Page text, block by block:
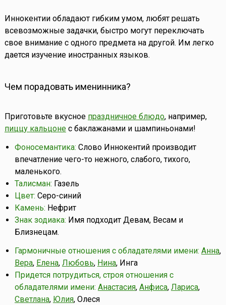
Иннокентии обладают гибким умом, любят решать
всевозможные задачки, быстро могут переключать
свое внимание с одного предмета на другой. Им легко
дается изучение иностранных языков.
Чем порадовать именинника?
Приготовьте вкусное праздничное блюдо, например,
пиццу кальцонеc баклажанами и шампиньонами!
Фоносемантика: Слово Иннокентий производит
впечатление чего-то нежного, слабого, тихого,
маленького.
Талисман: Газель
Цвет: Серо-синий
Камень: Нефрит
Знак зодиака: Имя подходит Девам, Весам и
Близнецам.
Гармоничные отношения с обладателями имени: Анна,
Вера, Елена, Любовь, Нина, Инга
Придется потрудиться, строя отношения с
обладателями имени: Анастасия, Анфиса, Лариса,
Светлана, Юлия, Олеся